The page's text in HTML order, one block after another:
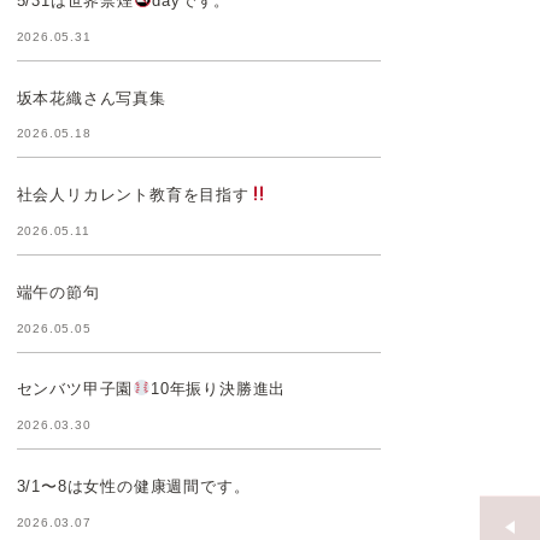
2026.05.31
坂本花織さん写真集
2026.05.18
社会人リカレント教育を目指す
2026.05.11
端午の節句
2026.05.05
センバツ甲子園 10年振り決勝進出
2026.03.30
3/1〜8は女性の健康週間です。
2026.03.07